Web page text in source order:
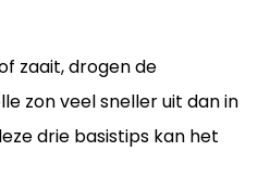
zaait, drogen de
zon veel sneller uit dan in
drie basistips kan het